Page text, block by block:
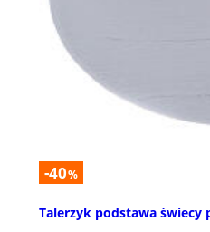
-40%
Talerzyk podstawa świecy